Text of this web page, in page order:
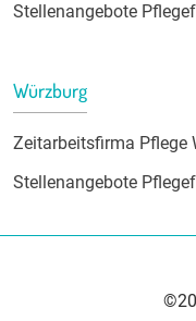
Stellenangebote
Würzburg
Zeitarbeitsfirma Pflege
Stellenangebote